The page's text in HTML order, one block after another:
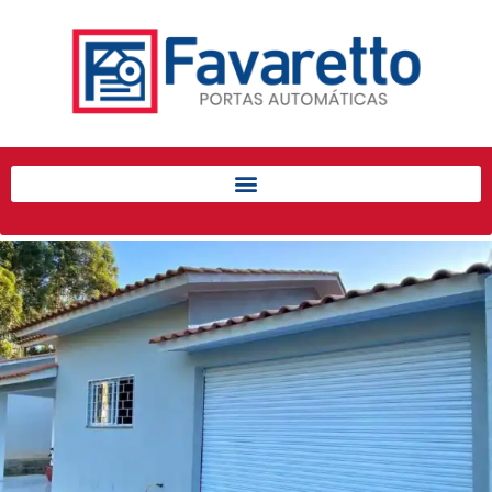
Início
Produtos
Porta de Enrolar Automática
Automatizadores
Acessórios Para Portas de
Enrolar
Pintura eletrostática
Portfólio
Contato